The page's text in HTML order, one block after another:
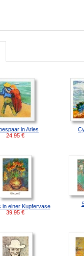
in Arles
24,95 €
in einer Kupfervase
39,95 €